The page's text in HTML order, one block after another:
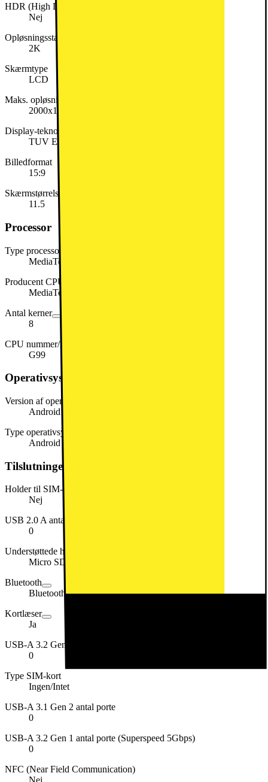
HDR (High Dynamic Range)
Nej
Opløsningsstandard
2K
Skærmtype
LCD
Maks. opløsning
2000x1200
Display-teknologi
TUV Eye Care
Billedformat
15:9
Skærmstørrelse (tommer)
11.5
Processor
Type processor
MediaTek Helio
Producent CPU
MediaTek
Antal kerner
8
CPU nummer/model
G99
Operativsystem og systemkrav
Version af operativsystem
Android 14
Type operativsystem (OS)
Android
Tilslutninger
Holder til SIM-kort
Nej
USB 2.0 A antal porte
0
Understøttede hukommelseskort
Micro SD
Bluetooth
Bluetooth 5.2
Kortlæser
Ja
USB-A 3.2 Gen 2 antal porte (Superspeed 10Gbps)
0
Type SIM-kort
Ingen/Intet
USB-A 3.1 Gen 2 antal porte
0
USB-A 3.2 Gen 1 antal porte (Superspeed 5Gbps)
0
NFC (Near Field Communication)